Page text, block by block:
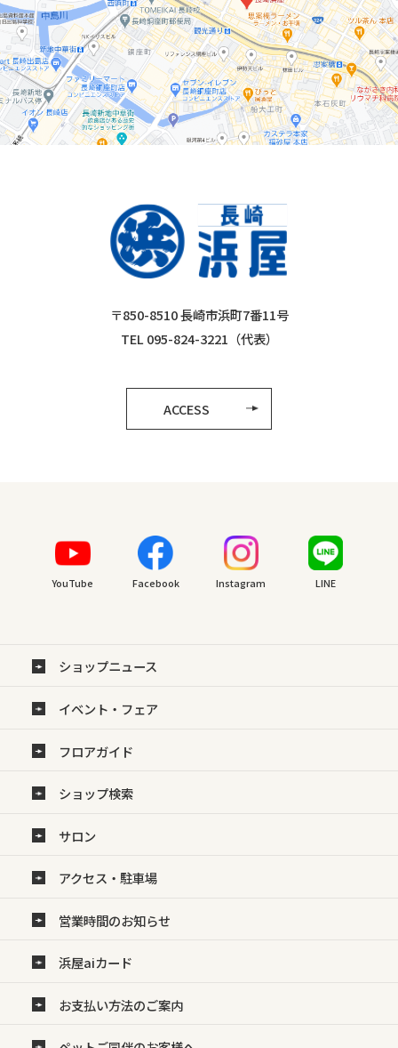
〒850-8510 長崎市浜町7番11号
TEL 095-824-3221（代表）
ACCESS
YouTube Facebook Instagram LINE
ショップニュース
イベント・フェア
フロアガイド
ショップ検索
サロン
アクセス・駐車場
営業時間のお知らせ
浜屋aiカード
お支払い方法のご案内